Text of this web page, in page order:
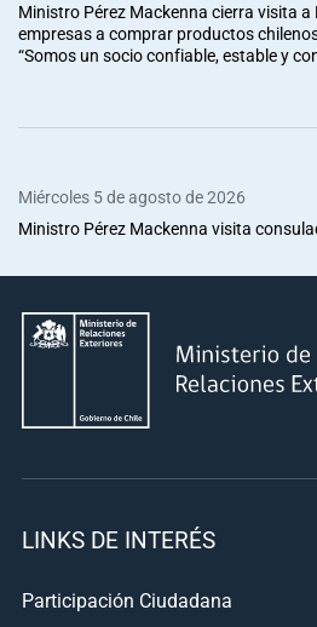
Ministro Pérez Mackenna cierra visita
empresas a comprar productos
“Somos un socio confiable, estable y
Miércoles 5 de agosto de 2026
Ministro Pérez Mackenna visita
LINKS DE INTERÉS
Participación Ciudadana